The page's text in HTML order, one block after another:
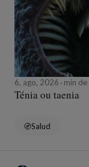
6, ago, 2026 min
Ténia ou taenia
Salud